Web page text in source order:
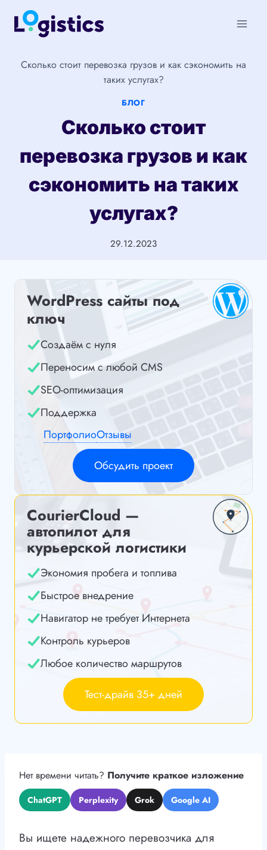
Перейти
Сколько стоит перевозка грузов и как сэкономить на
таких услугах?
БЛОГ
Сколько стоит
перевозка грузов и как
сэкономить на таких
услугах?
29.12.2023
WordPress сайты под
ключ
Создаём с нуля
Переносим с любой CMS
SEO-оптимизация
Поддержка
ПортфолиоОтзывы
Обсудить проект
CourierCloud —
автопилот для
курьерской логистики
Экономия пробега и топлива
Быстрое внедрение
Навигатор не требует Интернета
Контроль курьеров
Любое количество маршрутов
Тест-драйв 35+ дней
Нет времени читать? Получите краткое изложение
ChatGPT Perplexity Grok Google AI
Вы ищете надежного перевозчика для